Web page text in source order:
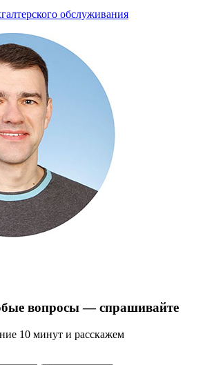
обслуживания
вопросы— спрашивайте
10 минут и расскажем